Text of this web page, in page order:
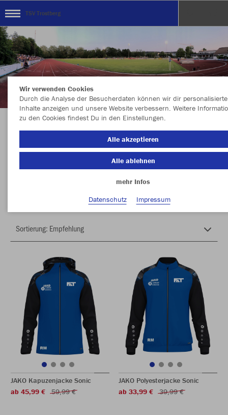
TSV Trostberg
Herzlich Willkommen im Teamshop TSV
Trostberg
JAKO Kapuzenjacke Sonic
ab 45,99 €
59,99 €
JAKO Polyesterjacke Sonic
ab 33,99 €
39,99 €
Wir verwenden Cookies
Durch die Analyse der Besucherdaten können wir dir personalisierte
Inhalte anzeigen und unsere Website verbessern. Weitere
zu den Cookies findest Du in den Einstellungen.
Alle akzeptieren
Alle ablehnen
mehr Infos
Datenschutz
Impressum